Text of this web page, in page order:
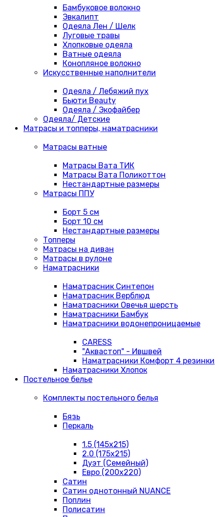
Бамбуковое волокно
Эвкалипт
Одеяла Лен / Шелк
Луговые травы
Хлопковые одеяла
Ватные одеяла
Конопляное волокно
Искусственные наполнители
Одеяла / Лебяжий пух
Бьюти Beauty
Одеяла / Экофайбер
Одеяла/ Детские
Матрасы и топперы, наматрасники
Матрасы ватные
Матрасы Вата ТИК
Матрасы Вата Поликоттон
Нестандартные размеры
Матрасы ППУ
Борт 5 см
Борт 10 см
Нестандартные размеры
Топперы
Матрасы на диван
Матрасы в рулоне
Наматрасники
Наматрасник Синтепон
Наматрасник Верблюд
Наматрасники Овечья шерсть
Наматрасники Бамбук
Наматрасники водонепроницаемые
CARESS
"Аквастоп" - Ившвей
Наматрасники Комфорт 4 резинки
Наматрасники Хлопок
Постельное белье
Комплекты постельного белья
Бязь
Перкаль
1.5 (145х215)
2.0 (175х215)
Дуэт (Семейный)
Евро (200х220)
Сатин
Сатин однотонный NUANCE
Поплин
Полисатин